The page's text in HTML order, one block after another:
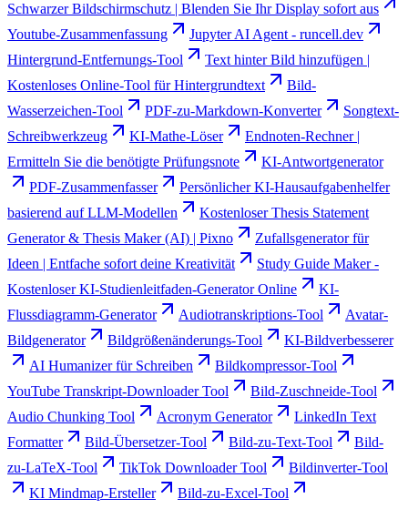
Schwarzer Bildschirmschutz | Blenden Sie Ihr Display sofort aus
Youtube-Zusammenfassung
Jupyter AI Agent - runcell.dev
Hintergrund-Entfernungs-Tool
Text hinter Bild hinzufügen |
Kostenloses Online-Tool für Hintergrundtext
Bild-
Wasserzeichen-Tool
PDF-zu-Markdown-Konverter
Songtext-
Schreibwerkzeug
KI-Mathe-Löser
Endnoten-Rechner |
Ermitteln Sie die benötigte Prüfungsnote
KI-Antwortgenerator
PDF-Zusammenfasser
Persönlicher KI-Hausaufgabenhelfer
basierend auf LLM-Modellen
Kostenloser Thesis Statement
Generator & Thesis Maker (AI) | Pixno
Zufallsgenerator für
Ideen | Entfache sofort deine Kreativität
Study Guide Maker -
Kostenloser KI-Studienleitfaden-Generator Online
KI-
Flussdiagramm-Generator
Audiotranskriptions-Tool
Avatar-
Bildgenerator
Bildgrößenänderungs-Tool
KI-Bildverbesserer
AI Humanizer für Schreiben
Bildkompressor-Tool
YouTube Transkript-Downloader Tool
Bild-Zuschneide-Tool
Audio Chunking Tool
Acronym Generator
LinkedIn Text
Formatter
Bild-Übersetzer-Tool Bild-zu-Text-Tool
Bild-
zu-LaTeX-Tool
TikTok Downloader Tool
Bildinverter-Tool
KI Mindmap-Ersteller
Bild-zu-Excel-Tool